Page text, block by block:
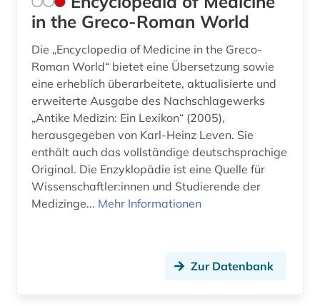
in the Greco-Roman World
Die „Encyclopedia of Medicine in the Greco-
Roman World“ bietet eine Übersetzung sowie
eine erheblich überarbeitete, aktualisierte und
erweiterte Ausgabe des Nachschlagewerks
„Antike Medizin: Ein Lexikon“ (2005),
herausgegeben von Karl-Heinz Leven. Sie
enthält auch das vollständige deutschsprachige
Original. Die Enzyklopädie ist eine Quelle für
Wissenschaftler:innen und Studierende der
Medizinge... Mehr Informationen
Zur Datenbank